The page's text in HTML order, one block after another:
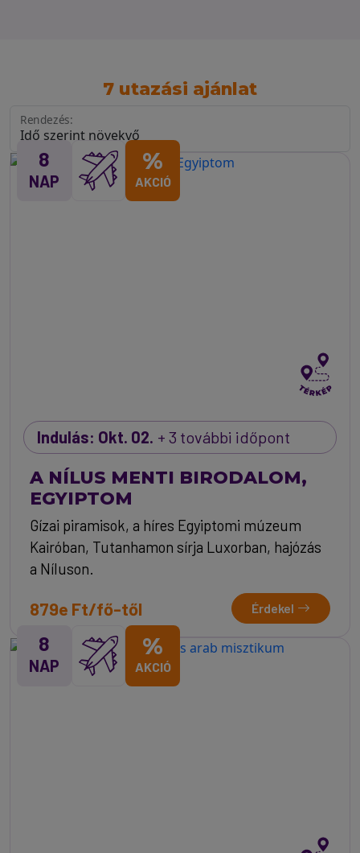
7 utazási ajánlat
Rendezés:
8
NAP
%
AKCIÓ
Indulás: Okt. 02. + 3 további időpont
A NÍLUS MENTI BIRODALOM,
EGYIPTOM
Gízai piramisok, a híres Egyiptomi múzeum
Kairóban, Tutanhamon sírja Luxorban, hajózás
a Níluson.
879e Ft/fő-től Érdekel
8
NAP
%
AKCIÓ